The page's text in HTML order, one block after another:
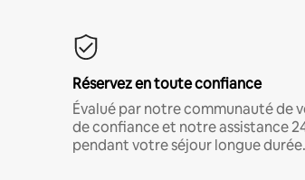
Réservez en toute confiance
Évalué par notre communauté de
de confiance et notre assistance
pendant votre séjour longue durée.